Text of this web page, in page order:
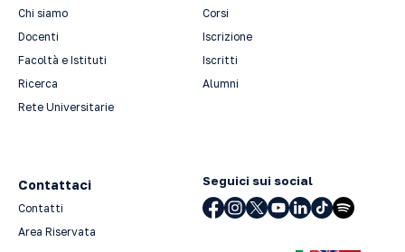
Chi siamo
Docenti
Facoltà e Istituti
Ricerca
Rete Universitarie
Corsi
Iscrizione
Iscritti
Alumni
Contattaci
Contatti
Area Riservata
Seguici sui social